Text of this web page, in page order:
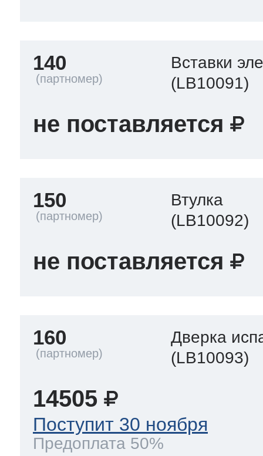
140
Вставки
(LB10091)
не поставляется
150
Втулка
(LB10092)
не поставляется
160
Дверка
(LB10093)
14505
Поступит 30 ноября
Предоплата 50%